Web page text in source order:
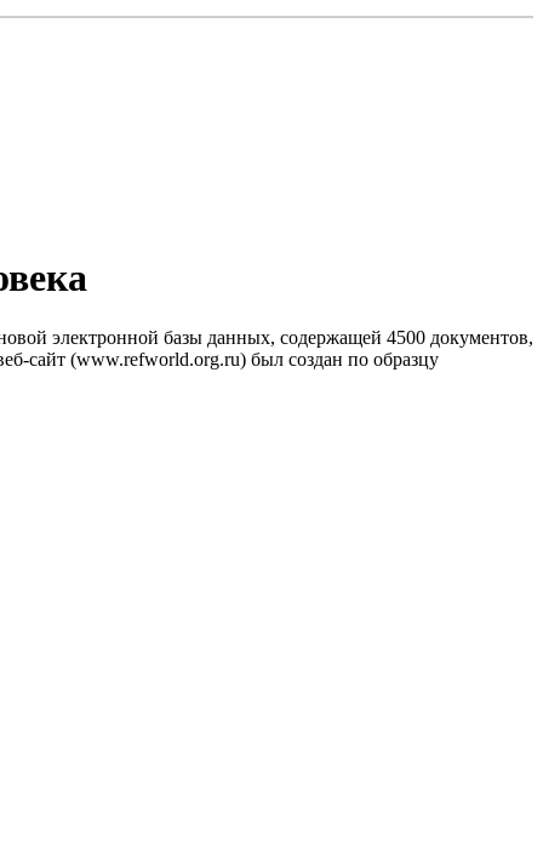
электронной базы данных, содержащей 4500 документов,
сайт (www.refworld.org.ru) был создан по образцу